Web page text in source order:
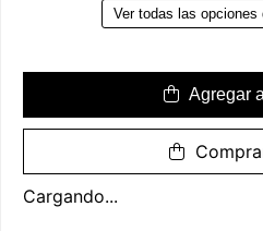
Ver todas las opciones
Agregar
Cargando...